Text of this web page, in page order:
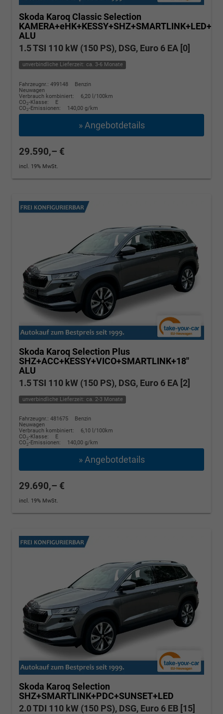
Skoda Karoq Classic Selection
ALU
1.5 TSI 110 kW (150 PS), DSG, Euro 6 EA [0]
unverbindliche Lieferzeit: ca. 3-6 Monate
Fahrzeugnr.: 499148
Benzin
Neuwagen
Verbrauch kombiniert:
6,20 l/100km
CO2-Klasse:
E
CO2-Emissionen: 140,00 g/km
» Angebotdetails
29.590,– €
incl. 19% MwSt.
Skoda Karoq Selection Plus
SHZ+ACC+KESSY+VICO+SMARTLINK+18''
ALU
1.5 TSI 110 kW (150 PS), DSG, Euro 6 EA [2]
unverbindliche Lieferzeit: ca. 2-3 Monate
Fahrzeugnr.: 481675
Benzin
Neuwagen
Verbrauch kombiniert:
6,10 l/100km
CO2-Klasse:
E
CO2-Emissionen: 140,00 g/km
» Angebotdetails
29.690,– €
incl. 19% MwSt.
Skoda Karoq Selection
SHZ+SMARTLINK+PDC+SUNSET+LED
2.0 TDI 110 kW (150 PS), DSG, Euro 6 EB [15]